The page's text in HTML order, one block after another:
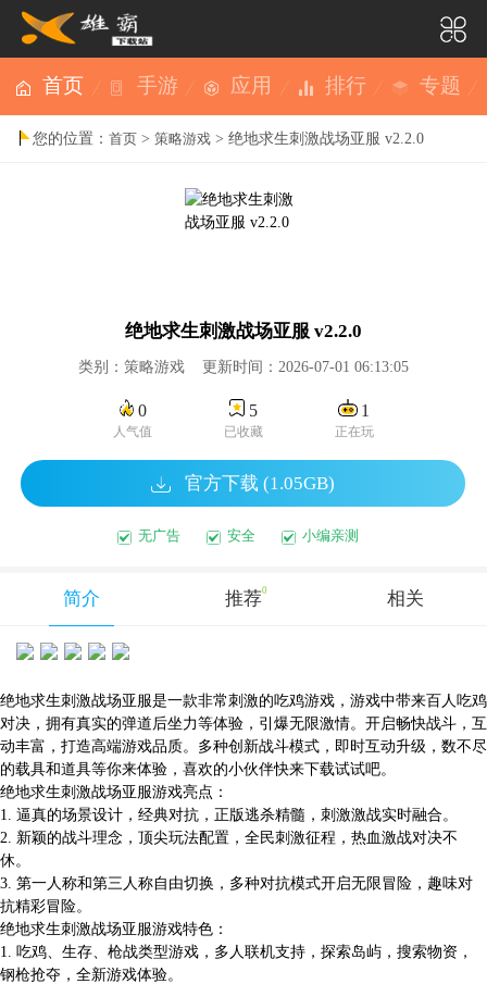
首页 手游 应用 排行 专题
您的位置：首页 >策略游戏 > 绝地求生刺激战场亚服 v2.2.0
绝地求生刺激战场亚服 v2.2.0
类别：策略游戏 更新时间：2026-07-01 06:13:05
0
人气值
5
已收藏
1
正在玩
官方下载 (1.05GB)
无广告 安全 小编亲测
简介 推荐0 相关
绝地求生刺激战场亚服是一款非常刺激的吃鸡游戏，游戏中带来百人吃鸡
对决，拥有真实的弹道后坐力等体验，引爆无限激情。开启畅快战斗，互
动丰富，打造高端游戏品质。多种创新战斗模式，即时互动升级，数不尽
的载具和道具等你来体验，喜欢的小伙伴快来下载试试吧。
绝地求生刺激战场亚服游戏亮点：
1. 逼真的场景设计，经典对抗，正版逃杀精髓，刺激激战实时融合。
2. 新颖的战斗理念，顶尖玩法配置，全民刺激征程，热血激战对决不
休。
3. 第一人称和第三人称自由切换，多种对抗模式开启无限冒险，趣味对
抗精彩冒险。
绝地求生刺激战场亚服游戏特色：
1. 吃鸡、生存、枪战类型游戏，多人联机支持，探索岛屿，搜索物资，
钢枪抢夺，全新游戏体验。